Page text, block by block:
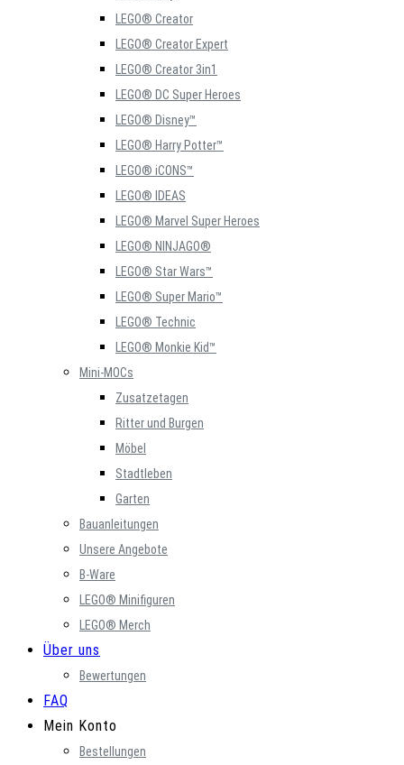
LEGO® Creator
LEGO® Creator Expert
LEGO® Creator 3in1
LEGO® DC Super Heroes
LEGO® Disney™
LEGO® Harry Potter™
LEGO® iCONS™
LEGO® IDEAS
LEGO® Marvel Super Heroes
LEGO® NINJAGO®
LEGO® Star Wars™
LEGO® Super Mario™
LEGO® Technic
LEGO® Monkie Kid™
Mini-MOCs
Zusatzetagen
Ritter und Burgen
Möbel
Stadtleben
Garten
Bauanleitungen
Unsere Angebote
B-Ware
LEGO® Minifiguren
LEGO® Merch
Über uns
Bewertungen
FAQ
Mein Konto
Bestellungen